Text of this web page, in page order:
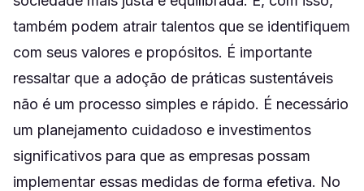
também podem atrair talentos que se identifiquem
com seus valores e propósitos. É importante
ressaltar que a adoção de práticas sustentáveis
não é um processo simples e rápido. É necessário
um planejamento cuidadoso e investimentos
significativos para que as empresas possam
implementar essas medidas de forma efetiva. No